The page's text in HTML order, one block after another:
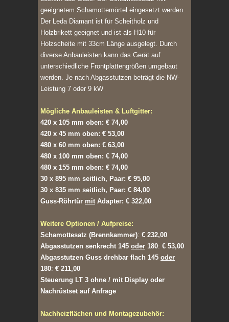
geeignetem Schamottemörtel eingesetzt werden.
Der Leda Diamant ist für Scheitholz und
Holzbrikett geeignet und ist als H10 für
Holzscheite mit 33cm Länge ausgelegt. Durch
diverse Anbauleisten kann das Gerät auf
unterschiedliche Frontplattengrößen umgebaut
werden. Je nach Abgasstutzen beträgt die NW-
Leistung 7 oder 9 kW
Mögliche Anbauleisten & Luftgitter:
420 x 105 mm oben: € 74,00
420 x 45 mm oben: € 53,00
480 x 60 mm oben: € 63,00
480 x 100 mm oben: € 74,00
480 x 155 mm oben: € 74,00
30 x 895 mm seitlich, Paar: € 95,00
30 x 835 mm seitlich, Paar: € 84,00
Guss-Röhrtür mit Adapter: € 322,00
Weitere Optionen / Aufpreise:
Schamottesatz (Brennkammer): € 232,00
Abgasstutzen senkrecht 145 oder 180: € 53,00
Abgasstutzen Guss drehbar flach 145 oder
180: € 211,00
Steuerung LT 3 ohne / mit Display oder
Nachrüstset auf Anfrage
Nachheizflächen und Montagezubehör: